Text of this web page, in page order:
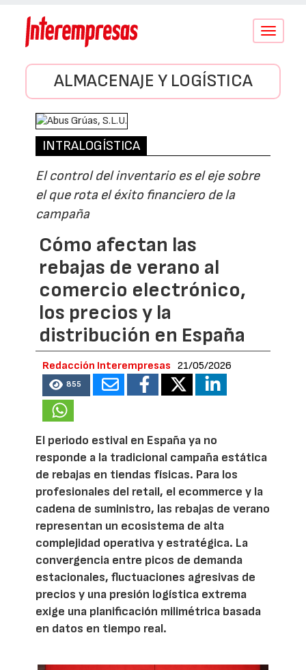
Conmutar
ALMACENAJE Y LOGÍSTICA
INTRALOGÍSTICA
El control del inventario es el eje sobre
el que rota el éxito financiero de la
campaña
Cómo afectan las
rebajas de verano al
comercio electrónico,
los precios y la
distribución en España
Redacción Interempresas 21/05/2026
855
El periodo estival en España ya no
responde a la tradicional campaña estática
de rebajas en tiendas físicas. Para los
profesionales del retail, el ecommerce y la
cadena de suministro, las rebajas de verano
representan un ecosistema de alta
complejidad operativa y estratégica. La
convergencia entre picos de demanda
estacionales, fluctuaciones agresivas de
precios y una presión logística extrema
exige una planificación milimétrica basada
en datos en tiempo real.